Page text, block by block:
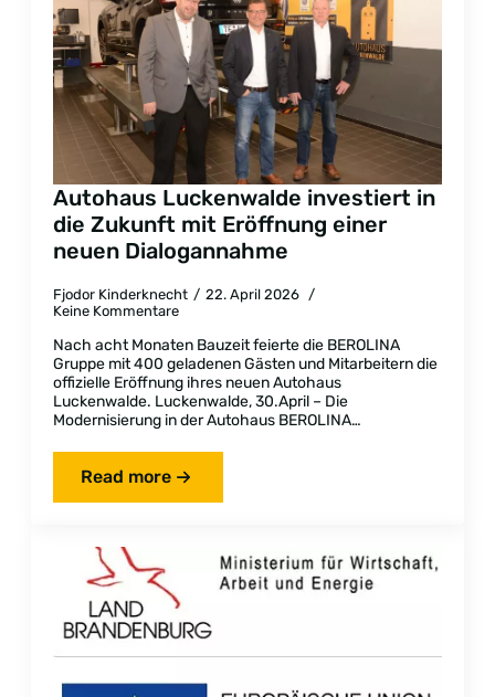
Autohaus Luckenwalde investiert in
die Zukunft mit Eröffnung einer
neuen Dialogannahme
Fjodor Kinderknecht
22. April 2026
Keine Kommentare
Nach acht Monaten Bauzeit feierte die BEROLINA
Gruppe mit 400 geladenen Gästen und Mitarbeitern die
offizielle Eröffnung ihres neuen Autohaus
Luckenwalde. Luckenwalde, 30.April – Die
Modernisierung in der Autohaus BEROLINA…
Read more